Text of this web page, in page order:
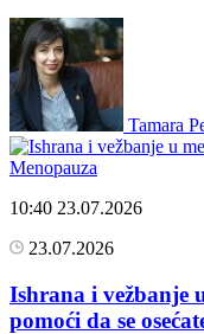
Tamara
Menopauza
10:40 23.07.2026
23.07.2026
Ishrana i vežbanje
pomoći da se